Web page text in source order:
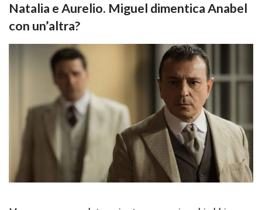
Natalia e Aurelio. Miguel dimentica Anabel
con un’altra?